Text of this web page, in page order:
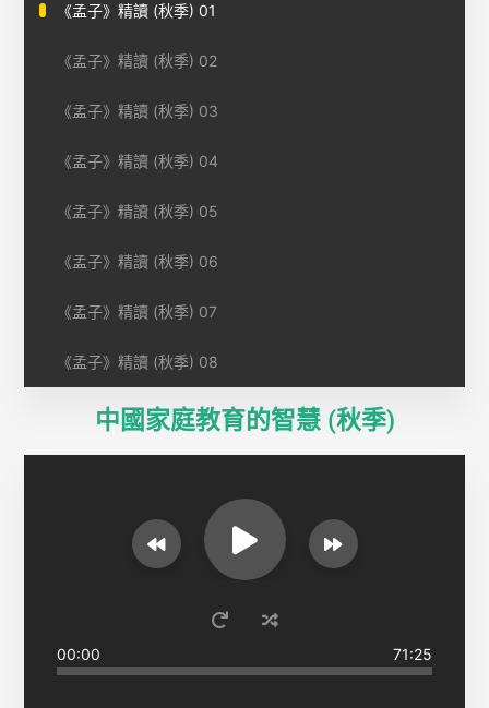
《孟子》精讀 (秋季) 01
《孟子》精讀 (秋季) 02
《孟子》精讀 (秋季) 03
《孟子》精讀 (秋季) 04
《孟子》精讀 (秋季) 05
《孟子》精讀 (秋季) 06
《孟子》精讀 (秋季) 07
《孟子》精讀 (秋季) 08
中國家庭教育的智慧 (秋季)
00:00 71:25